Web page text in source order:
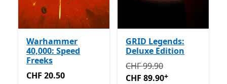
Warhammer
40,000: Speed
Freeks
CHF 20.50
CHF 20.50
GRID Legends:
Deluxe Edition
Ursprünglich CHF 99.90
CHF 99.90
CHF 89.90+